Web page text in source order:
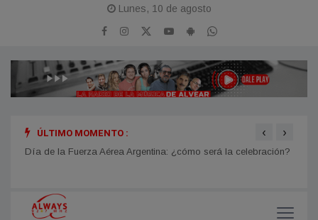
Lunes, 10 de agosto
ÚLTIMO MOMENTO :
Día de la Fuerza Aérea Argentina: ¿cómo será la celebración?
‹ ›